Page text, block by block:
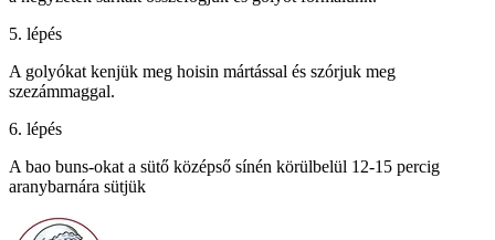
5. lépés
A golyókat kenjük meg hoisin mártással és szórjuk meg
szezámmaggal.
6. lépés
A bao buns-okat a sütő középső sínén körülbelül 12-15 percig
aranybarnára sütjük